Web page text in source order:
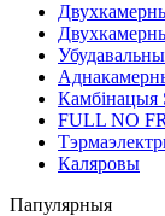
Камбінацыя
FULL NO
Каляровы
Папулярныя